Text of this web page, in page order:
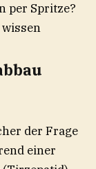
per Spritze?
der Frage
einer